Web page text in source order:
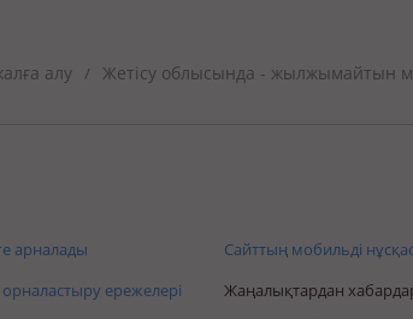
алу / Жетісу облысында - жылжымайтын
арналады
ережелері
Сайттың мобильді
Жаңалықтардан